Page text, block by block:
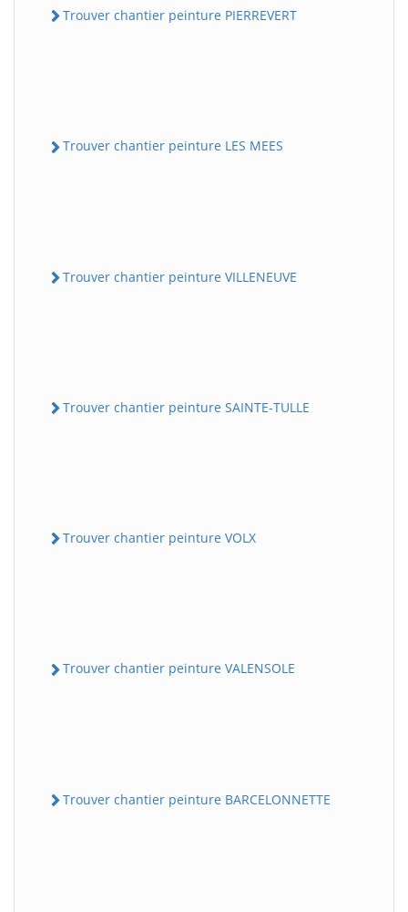
Trouver chantier peinture PIERREVERT
Trouver chantier peinture LES MEES
Trouver chantier peinture VILLENEUVE
Trouver chantier peinture SAINTE-TULLE
Trouver chantier peinture VOLX
Trouver chantier peinture VALENSOLE
Trouver chantier peinture BARCELONNETTE